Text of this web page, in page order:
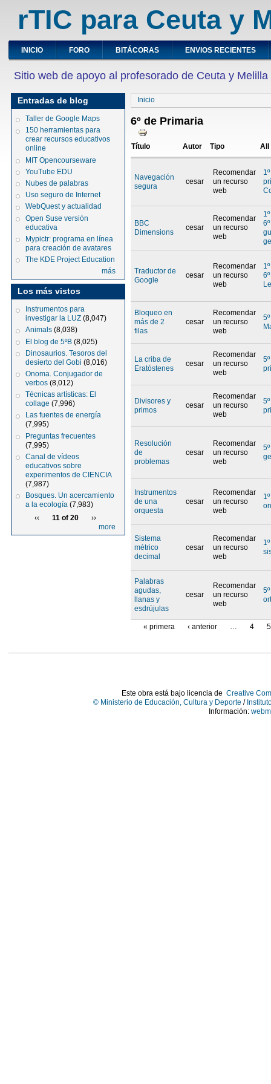
rTIC para Ceuta y
INICIO FORO BITÁCORAS ENVIOS RECIENTES
Sitio web de apoyo al profesorado de Ceuta y Melilla
Entradas de blog
Taller de Google Maps
150 herramientas para
crear recursos educativos
online
MIT Opencourseware
YouTube EDU
Nubes de palabras
Uso seguro de Internet
WebQuest y actualidad
Open Suse versión
educativa
Mypictr: programa en línea
para creación de avatares
The KDE Project Education
más
Los más vistos
Instrumentos para
investigar la LUZ (8,047)
Animals (8,038)
El blog de 5ºB (8,025)
Dinosaurios. Tesoros del
desierto del Gobi (8,016)
Onoma. Conjugador de
verbos (8,012)
Técnicas artísticas: El
collage (7,996)
Las fuentes de energía
(7,995)
Preguntas frecuentes
(7,995)
Canal de vídeos
educativos sobre
experimentos de CIENCIA
(7,987)
Bosques. Un acercamiento
a la ecología (7,983)
‹‹
11 of 20
››
more
Inicio
6º de Primaria
Título Autor Tipo All
Navegación
segura
cesar
Recomendar
un recurso
web
BBC
Dimensions
cesar
Recomendar
un recurso
web
Traductor de
Google
cesar
Recomendar
un recurso
web
Bloqueo en
más de 2
filas
cesar
Recomendar
un recurso
web
La criba de
Eratóstenes
cesar
Recomendar
un recurso
web
Divisores y
primos
cesar
Recomendar
un recurso
web
Resolución
de
problemas
cesar
Recomendar
un recurso
web
Instrumentos
de una
orquesta
cesar
Recomendar
un recurso
web
Sistema
métrico
decimal
cesar
Recomendar
un recurso
web
Palabras
agudas,
llanas y
esdrújulas
cesar
Recomendar
un recurso
web
« primera ‹ anterior … 4 5
Este obra está bajo licencia de Creative
© Ministerio de Educación, Cultura y Deporte /
Información: